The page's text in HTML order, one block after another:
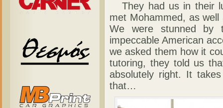
They had us in their
met Mohammed, as
We were stunned by
impeccable American
we asked them how it
tutoring, they told us
absolutely right. It
that…